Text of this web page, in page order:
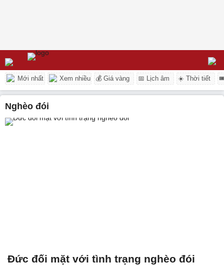
Mới nhất Xem nhiều 💰 Giá vàng 📅 Lịch âm ☀️ Thời tiết
Nghèo đói
Đức đối mặt với tình trạng nghèo đói